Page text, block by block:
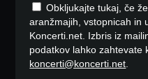
Obkljukajte tukaj, če
aranžmajih, vstopnicah in
Koncerti.net. Izbris iz
podatkov lahko zahtevate
koncerti@koncerti.net.